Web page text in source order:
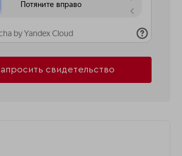
свидетельство